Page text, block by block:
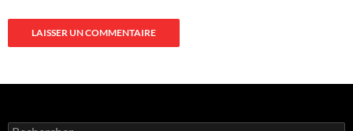
Rechercher :